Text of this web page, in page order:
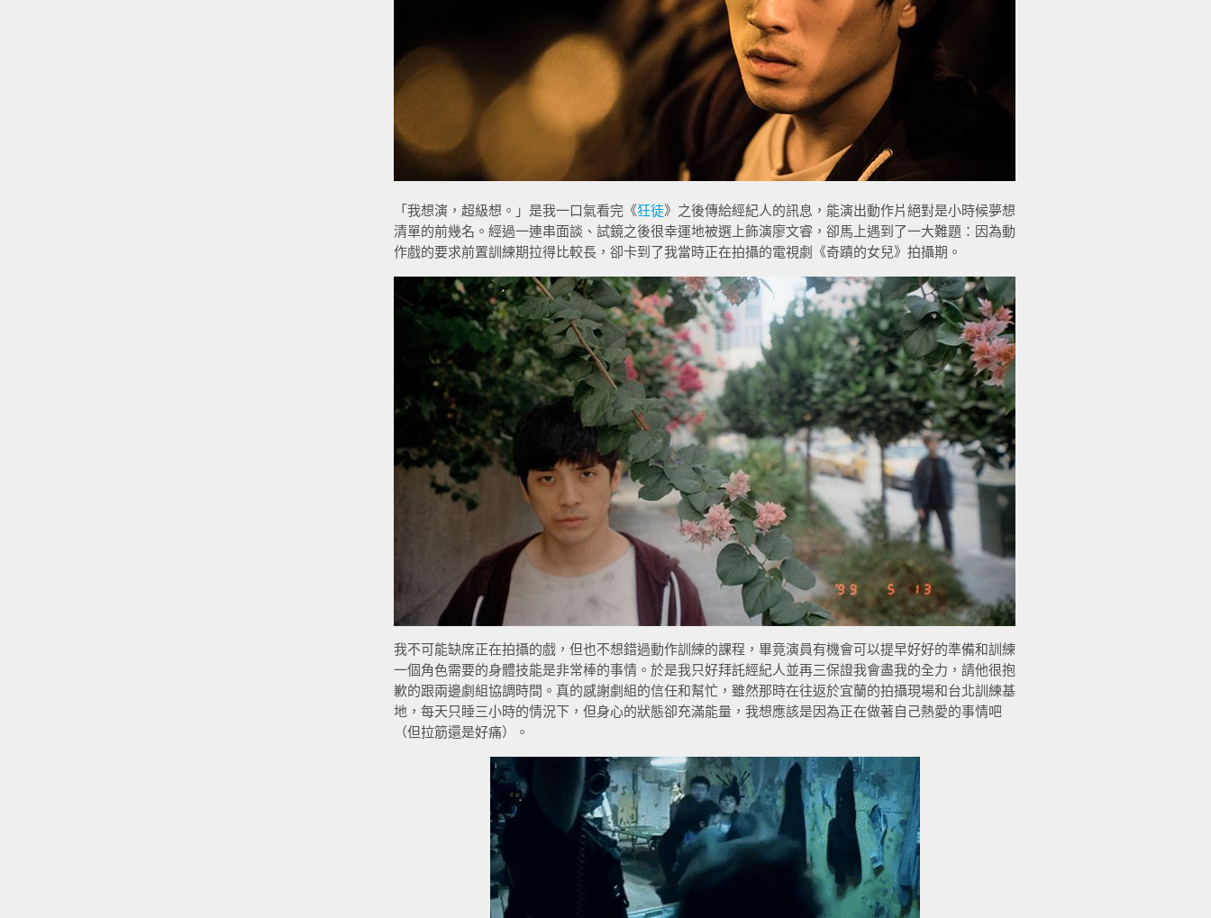
「我想演，超級想。」是我一口氣看完《狂徒》之後傳給經紀人的訊息，能演出動作片絕對是小時候夢想
清單的前幾名。經過一連串面談、試鏡之後很幸運地被選上飾演廖文睿，卻馬上遇到了一大難題：因為動
作戲的要求前置訓練期拉得比較長，卻卡到了我當時正在拍攝的電視劇《奇蹟的女兒》拍攝期。
我不可能缺席正在拍攝的戲，但也不想錯過動作訓練的課程，畢竟演員有機會可以提早好好的準備和訓練
一個角色需要的身體技能是非常棒的事情。於是我只好拜託經紀人並再三保證我會盡我的全力，請他很抱
歉的跟兩邊劇組協調時間。真的感謝劇組的信任和幫忙，雖然那時在往返於宜蘭的拍攝現場和台北訓練基
地，每天只睡三小時的情況下，但身心的狀態卻充滿能量，我想應該是因為正在做著自己熱愛的事情吧
（但拉筋還是好痛）。